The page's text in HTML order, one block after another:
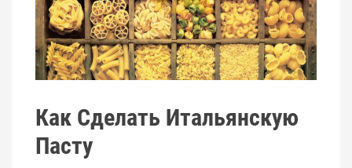
Как Сделать Итальянскую
Пасту